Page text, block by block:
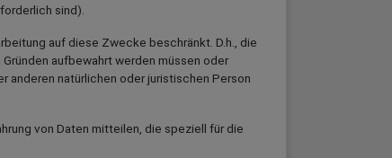
sind).
auf diese Zwecke beschränkt. D.h., die
aufbewahrt werden müssen oder
anderen natürlichen oder juristischen Person
von Daten mitteilen, die speziell für die